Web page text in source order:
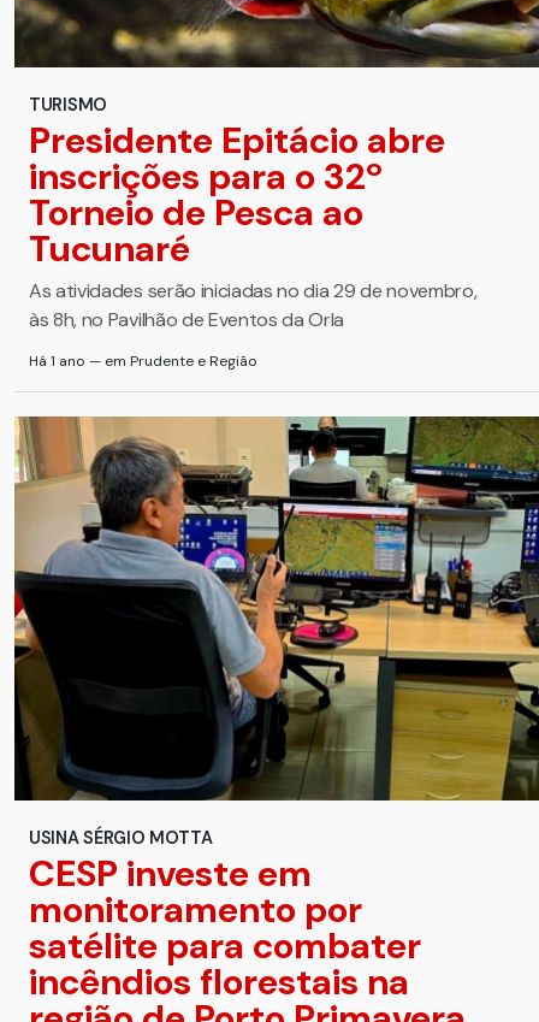
TURISMO
Presidente Epitácio abre
inscrições para o 32º
Torneio de Pesca ao
Tucunaré
As atividades serão iniciadas no dia 29 de novembro,
às 8h, no Pavilhão de Eventos da Orla
Há 1 ano — em Prudente e Região
USINA SÉRGIO MOTTA
CESP investe em
monitoramento por
satélite para combater
incêndios florestais na